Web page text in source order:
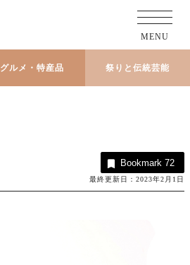
グルメ・特産品 祭りと伝統芸能
MENU
Bookmark 72
最終更新日：2023年2月1日